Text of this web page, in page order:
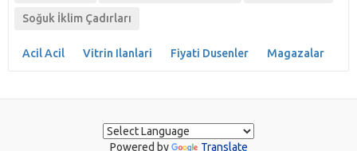
Soğuk İklim Çadırları
Acil Acil Vitrin Ilanlari Fiyati Dusenler Magazalar
Powered by Translate